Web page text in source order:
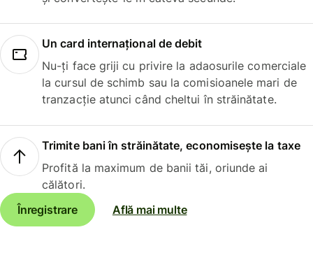
Un card internațional de debit
Nu-ți face griji cu privire la adaosurile comerciale
la cursul de schimb sau la comisioanele mari de
tranzacție atunci când cheltui în străinătate.
Trimite bani în străinătate, economisește la taxe
Profită la maximum de banii tăi, oriunde ai
călători.
Înregistrare
Află mai multe